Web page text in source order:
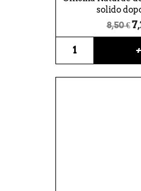
solido
8,50 €
+